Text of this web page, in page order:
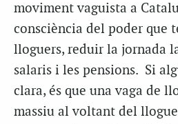
moviment vaguista a
consciència del poder que
lloguers, reduir la jornada
salaris i les pensions. Si
clara, és que una vaga de
massiu al voltant del